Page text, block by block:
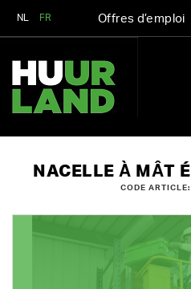
NL FR Offres d’emploi
NACELLE À MÂT
CODE